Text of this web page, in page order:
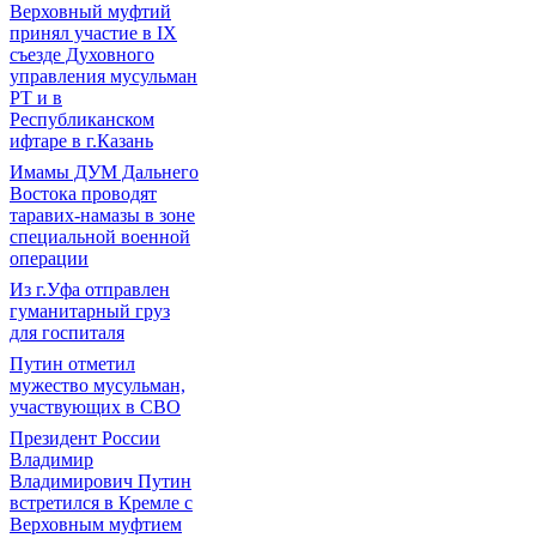
Верховный муфтий
принял участие в IХ
съезде Духовного
управления мусульман
РТ и в
Республиканском
ифтаре в г.Казань
Имамы ДУМ Дальнего
Востока проводят
таравих-намазы в зоне
специальной военной
операции
Из г.Уфа отправлен
гуманитарный груз
для госпиталя
Путин отметил
мужество мусульман,
участвующих в СВО
Президент России
Владимир
Владимирович Путин
встретился в Кремле с
Верховным муфтием